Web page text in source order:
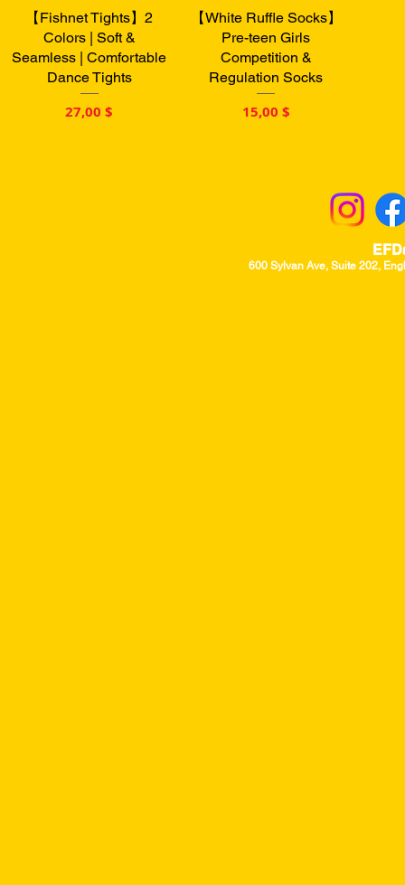
Быстрый просмотр
【Fishnet Tights】2
Colors | Soft &
Seamless | Comfortable
Dance Tights
Цена
27,00 $
Быстрый просмотр
【White Ruffle Socks】
Pre-teen Girls
Competition &
Regulation Socks
Цена
15,00 $
600 Sylvan Ave, Suite 202,